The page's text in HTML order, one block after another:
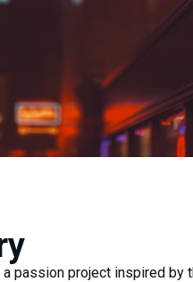
passion project inspired by